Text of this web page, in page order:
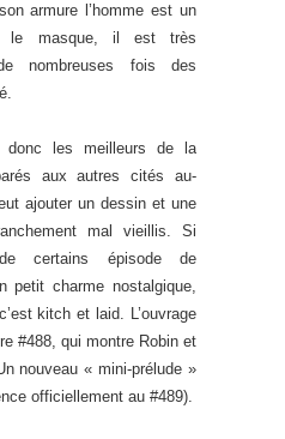
armure l’homme est un
le masque, il est très
nombreuses fois des
donc les meilleurs de la
aux autres cités au-
ajouter un dessin et une
mal vieillis. Si
de certains épisode de
petit charme nostalgique,
kitch et laid. L’ouvrage
#488, qui montre Robin et
nouveau « mini-prélude »
officiellement au #489).